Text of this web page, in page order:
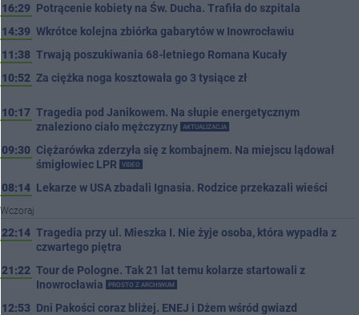
16:29 Potrącenie kobiety na Św. Ducha. Trafiła do szpitala
14:39 Wkrótce kolejna zbiórka gabarytów w Inowrocławiu
11:38 Trwają poszukiwania 68-letniego Romana Kucały
10:52 Za ciężka noga kosztowała go 3 tysiące zł
10:17 Tragedia pod Janikowem. Na słupie energetycznym
znaleziono ciało mężczyzny
AKTUALIZACJA
09:30 Ciężarówka zderzyła się z kombajnem. Na miejscu lądował
śmigłowiec LPR
VIDEO
08:14 Lekarze w USA zbadali Ignasia. Rodzice przekazali wieści
Wczoraj
22:14 Tragedia przy ul. Mieszka I. Nie żyje osoba, która wypadła z
czwartego piętra
21:22 Tour de Pologne. Tak 21 lat temu kolarze startowali z
Inowrocławia
PROSTO Z ARCHIWUM
12:53 Dni Pakości coraz bliżej. ENEJ i Dżem wśród gwiazd